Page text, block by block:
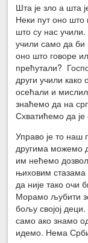
Шта је зло а шта
Неки пут оно што
што су нас
учили само да би
оно што говоре
прећутали?
други учили
осећали и
знаћемо да на
Схватићемо да
Управо је то
другима можемо
им нећемо
њиховим стазама
да није тако очи
Морамо љубити
бољу својој
само ако знамо
идемо. Нема